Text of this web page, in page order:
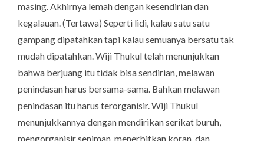
masing. Akhirnya lemah dengan kesendirian dan
kegalauan. (Tertawa) Seperti lidi, kalau satu satu
gampang dipatahkan tapi kalau semuanya bersatu tak
mudah dipatahkan. Wiji Thukul telah menunjukkan
bahwa berjuang itu tidak bisa sendirian, melawan
penindasan harus bersama-sama. Bahkan melawan
penindasan itu harus terorganisir. Wiji Thukul
menunjukkannya dengan mendirikan serikat buruh,
mengorganisir seniman, menerbitkan koran, dan